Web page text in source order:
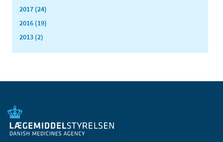
2017 (24)
2016 (19)
2013 (2)